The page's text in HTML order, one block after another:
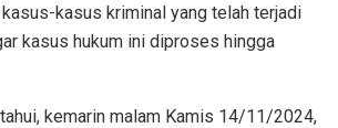
kasus kriminal yang telah terjadi
kasus hukum ini diproses hingga
kemarin malam Kamis 14/11/2024,